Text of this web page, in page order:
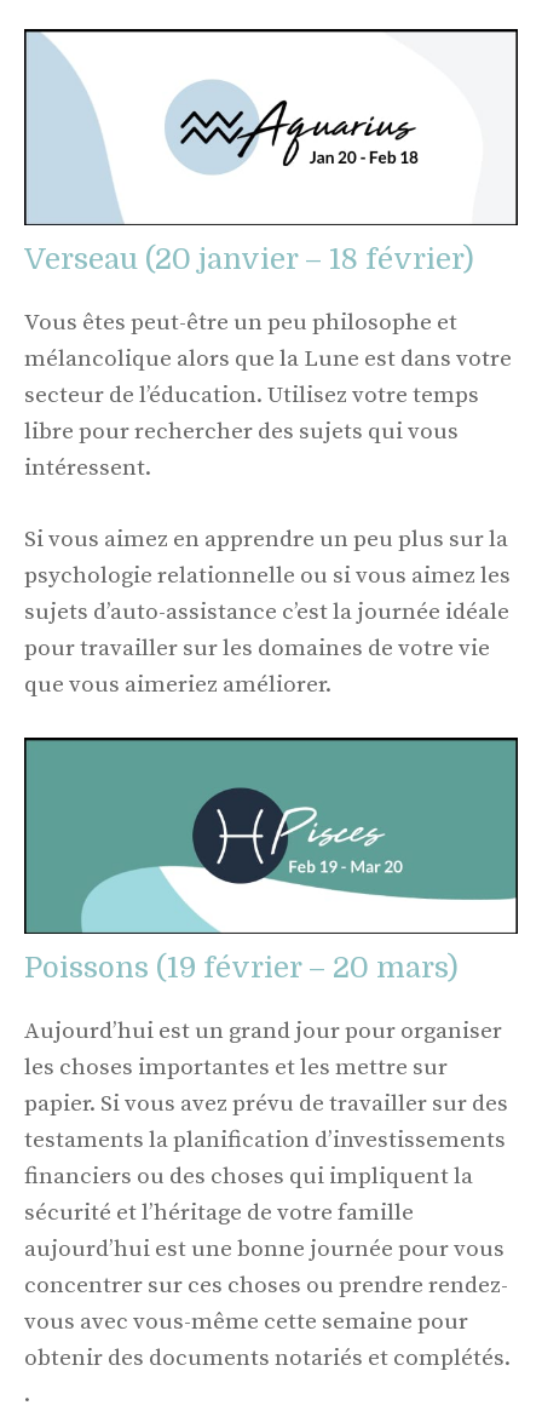
Verseau (20 janvier – 18 février)
Vous êtes peut-être un peu philosophe et
mélancolique alors que la Lune est dans votre
secteur de l’éducation. Utilisez votre temps
libre pour rechercher des sujets qui vous
intéressent.
Si vous aimez en apprendre un peu plus sur la
psychologie relationnelle ou si vous aimez les
sujets d’auto-assistance c’est la journée idéale
pour travailler sur les domaines de votre vie
que vous aimeriez améliorer.
Poissons (19 février – 20 mars)
Aujourd’hui est un grand jour pour organiser
les choses importantes et les mettre sur
papier. Si vous avez prévu de travailler sur des
testaments la planification d’investissements
financiers ou des choses qui impliquent la
sécurité et l’héritage de votre famille
aujourd’hui est une bonne journée pour vous
concentrer sur ces choses ou prendre rendez-
vous avec vous-même cette semaine pour
obtenir des documents notariés et complétés.
.